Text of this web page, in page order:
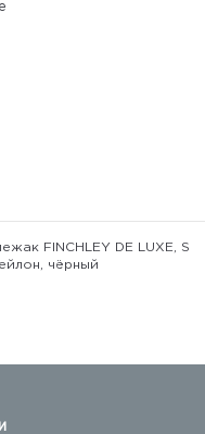
FINCHLEY DE LUXE, S
чёрный